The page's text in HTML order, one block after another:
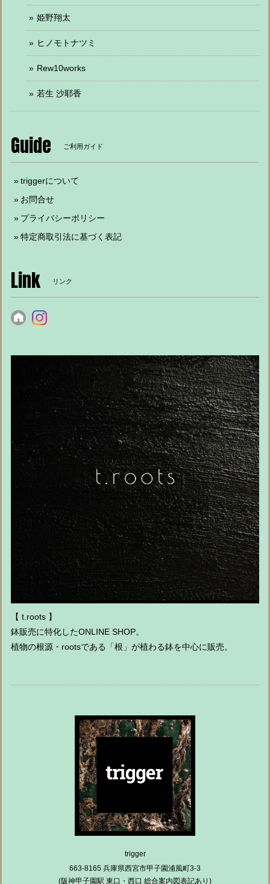
姫野翔太
ヒノモトナツミ
Rew10works
若生 沙耶香
Guide ご利用ガイド
triggerについて
お問合せ
プライバシーポリシー
特定商取引法に基づく表記
Link リンク
【 t.roots 】
鉢販売に特化したONLINE SHOP。
植物の根源・rootsである「根」が植わる鉢を中心に販売。
trigger
663-8165 兵庫県西宮市甲子園浦風町3-3
(阪神甲子園駅 東口・西口 総合案内図表記あり)